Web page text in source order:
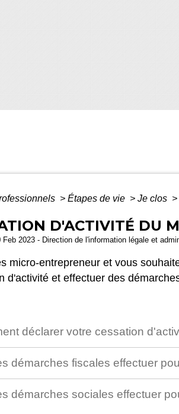
> Étapes de vie > Je clos >
D'ACTIVITÉ DU
Feb 2023 - Direction de l'information légale et
micro-entrepreneur et vous
d'activité et effectuer des
déclarer votre cessation
démarches fiscales effectuer
démarches sociales effectuer